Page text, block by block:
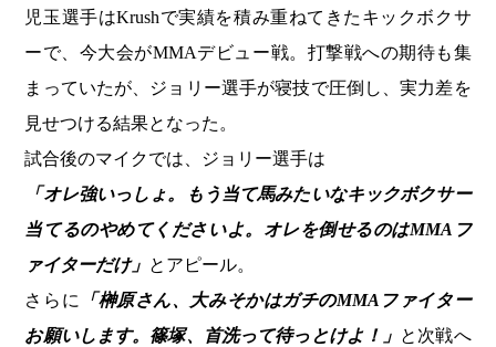
児玉選手はKrushで実績を積み重ねてきたキックボクサ
ーで、今大会がMMAデビュー戦。打撃戦への期待も集
まっていたが、ジョリー選手が寝技で圧倒し、実力差を
見せつける結果となった。
試合後のマイクでは、ジョリー選手は
「オレ強いっしょ。もう当て馬みたいなキックボクサー
当てるのやめてくださいよ。オレを倒せるのはMMAフ
ァイターだけ」 とアピール。
さらに
「榊原さん、大みそかはガチのMMAファイター
お願いします。篠塚、首洗って待っとけよ！」 と次戦へ